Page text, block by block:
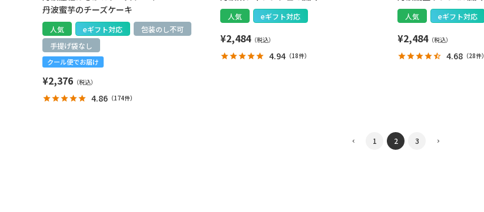
丹波蜜芋のチーズケーキ
人気 eギフト対応
包装のし不可
手提げ袋なし
クール便でお届け
¥2,376
4.86 （174件）
人気 eギフト対応
¥2,484
4.94（18件）
人気 eギフト対応
¥2,484
4.68 （28件）
1 2 3